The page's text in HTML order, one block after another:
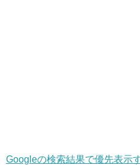
Googleの検索結果で優先表示